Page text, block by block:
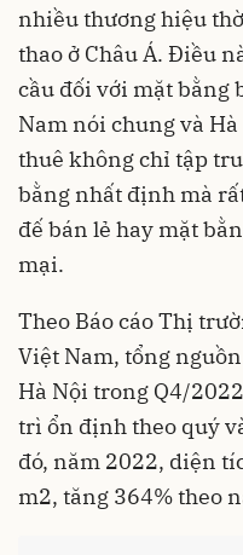
nhiều thương hiệu
thao ở Châu Á. Điều
cầu đối với mặt bằng
Nam nói chung và
thuê không chỉ tập
bằng nhất định mà
đế bán lẻ hay mặt
mại.
Theo Báo cáo Thị
Việt Nam, tổng
Hà Nội trong Q4/
trì ổn định theo quý
đó, năm 2022, diện
m2, tăng 364% theo